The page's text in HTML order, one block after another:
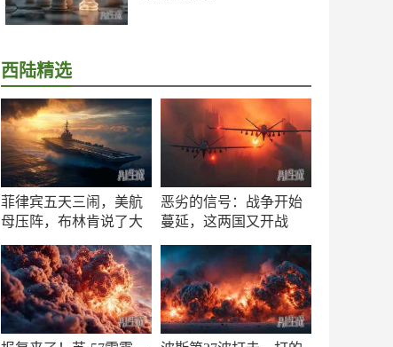
西陆精选
菲律宾五天三闹，美航
母压阵，布林肯说了大
恶劣的信号：战争开始
蔓延，这两国又开战